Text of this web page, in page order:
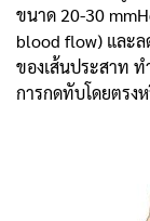
ขนาด 20-30
blood flow) และ
ของเส้นประสาท
การกดทับโดยตรง